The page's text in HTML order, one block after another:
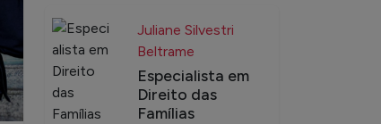
Juliane Silvestri
Beltrame
Especialista em
Direito das
Famílias